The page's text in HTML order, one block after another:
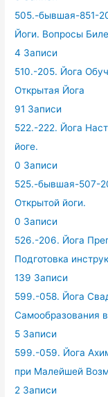
505.-бывшая-851-
Йоги. Вопросы
4 Записи
510.-205. Йога
Открытая Йога
91 Записи
522.-222. Йога
йоге.
0 Записи
525.-бывшая-507-
Открытой йоги.
0 Записи
526.-206. Йога
Подготовка
139 Записи
599.-058. Йога
Самообразования
5 Записи
599.-059. Йога
при Малейшей
2 Записи